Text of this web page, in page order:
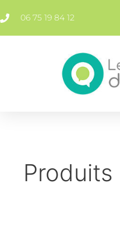
principal
06 75 19 84 12
Produits